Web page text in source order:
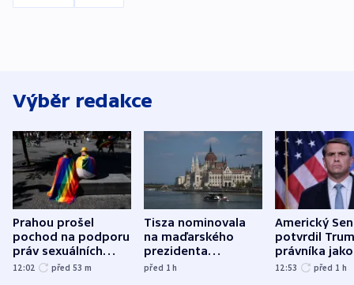
Výběr redakce
Prahou prošel
pochod na podporu
práv sexuálních
menšin
12:02 před 53 m
Tisza nominovala
na maďarského
prezidenta
bývalého šéfa
před 1h
Americký
potvrdil
právníka jako
ministra
12:53 před 1 h